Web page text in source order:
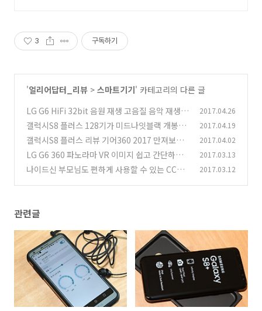
3 구독하기
'얼리어답터_리뷰 > 스마트기기' 카테고리의 다른 글
LG G6 HiFi 32bit 음원 재생 고음질 음악 재생
전송속도 (1)
2017.04.26
갤럭시S8 플러스 128기가 미드나잇블랙 개봉기
(5)
2017.04.19
갤럭시S8 플러스 리뷰 기어360 2017 만져보기
(16)
2017.04.02
LG G6 360 파노라마 VR 이미지 쉽고 간단하게
만든다
(7)
2017.03.13
나이드신 부모님도 편하게 사용할 수 있는 CCTV
2017.03.12
관련글